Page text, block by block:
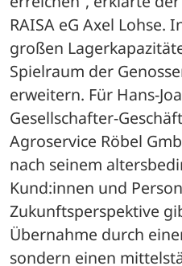
RAISA eG Axel Lohse.
großen
Spielraum der
erweitern. Für Hans-
Gesellschafter-
Agroservice Röbel
nach seinem
Kund:innen und
Zukunftsperspektive
Übernahme durch
sondern einen